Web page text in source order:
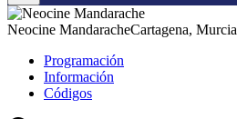
Neocine MandaracheCartagena, Murcia
Programación
Información
Códigos